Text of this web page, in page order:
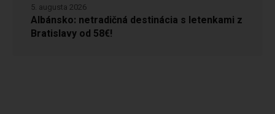
Albánsko: netradičná destinácia s letenkami z
Bratislavy od 58€!
5. augusta 2026